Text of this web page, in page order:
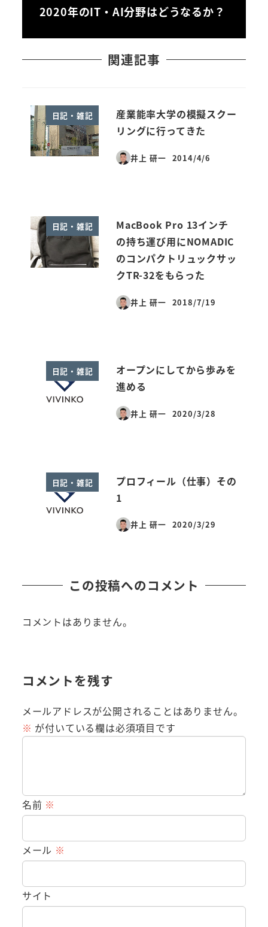
2020年のIT・AI分野はどうなるか？
関連記事
日記・雑記
産業能率大学の模擬スクー
リングに行ってきた
井上 研一
投稿日
2014/4/6
日記・雑記
MacBook Pro 13インチ
の持ち運び用にNOMADIC
のコンパクトリュックサッ
クTR-32をもらった
井上 研一
投稿日
2018/7/19
日記・雑記
オープンにしてから歩みを
進める
井上 研一
投稿日
2020/3/28
日記・雑記
プロフィール（仕事）その
1
井上 研一
投稿日
2020/3/29
この投稿へのコメント
コメントはありません。
コメントを残す
メールアドレスが公開されることはありません。
※ が付いている欄は必須項目です
名前 ※
メール ※
サイト